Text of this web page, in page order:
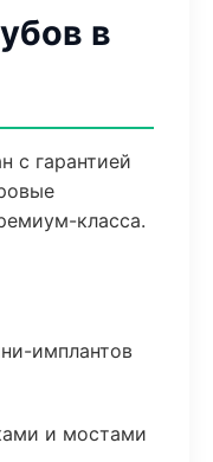
в
с гарантией
класса.
имплантов
и мостами